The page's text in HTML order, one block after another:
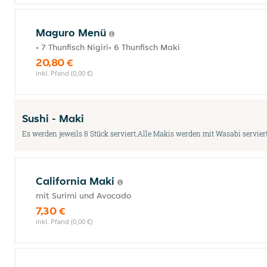
Maguro Menü
• 7 Thunfisch Nigiri• 6 Thunfisch Maki
20,80 €
inkl. Pfand (0,00 €)
Sushi - Maki
Es werden jeweils 8 Stück serviert.Alle Makis werden mit Wasabi
California Maki
mit Surimi und Avocado
7,30 €
inkl. Pfand (0,00 €)